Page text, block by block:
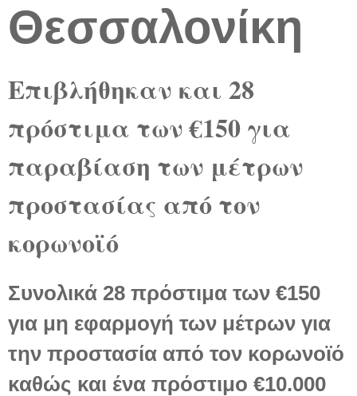
Θεσσαλονίκη
Επιβλήθηκαν και 28
πρόστιμα των €150 για
παραβίαση των μέτρων
προστασίας από τον
κορωνοϊό
Συνολικά 28 πρόστιμα των €150
για μη εφαρμογή των μέτρων για
την προστασία από τον κορωνοϊό
καθώς και ένα πρόστιμο €10.000